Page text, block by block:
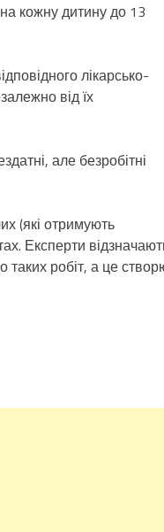
кожну дитину до 13
лікарсько-
від їх
але безробітні
(які отримують
Експерти
робіт, а це